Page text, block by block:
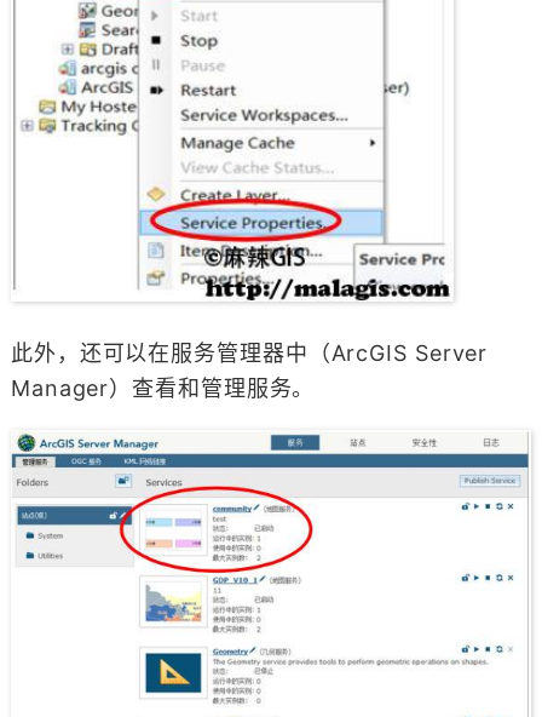
此外，还可以在服务管理器中（ArcGIS Server
Manager）查看和管理服务。